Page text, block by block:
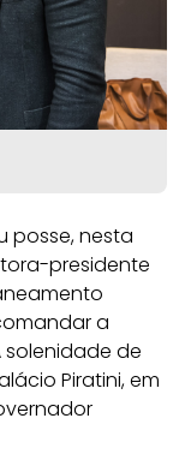
posse, nesta
presidente
a
de
Piratini, em